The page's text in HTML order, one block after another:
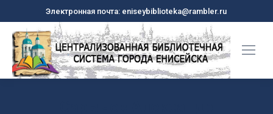
Электронная почта: eniseybiblioteka@rambler.ru